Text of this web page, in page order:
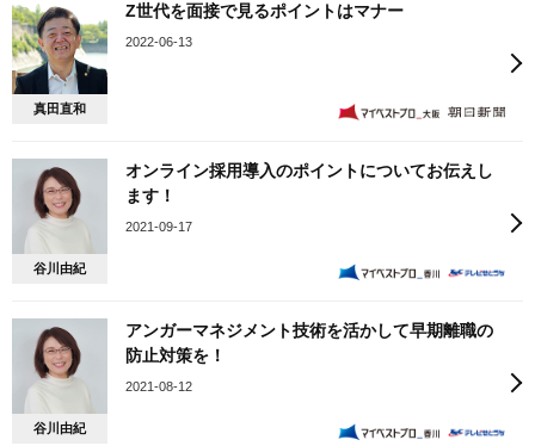
真田直和
Z世代を面接で見るポイントはマナー
2022-06-13
谷川由紀
オンライン採用導入のポイントについてお伝えし
ます！
2021-09-17
谷川由紀
アンガーマネジメント技術を活かして早期離職の
防止対策を！
2021-08-12